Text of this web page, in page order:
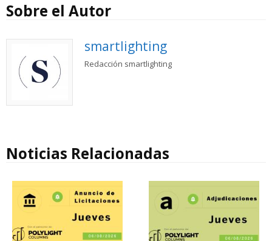
Sobre el Autor
smartlighting
Redacción smartlighting
Noticias Relacionadas